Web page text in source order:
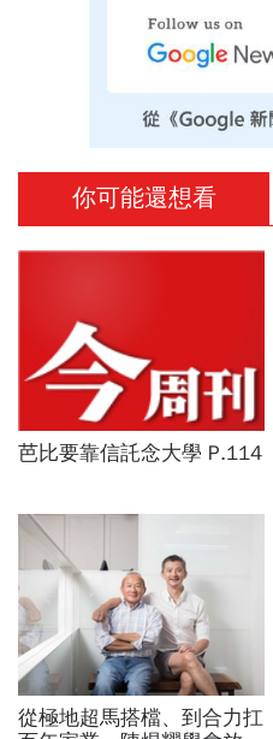
你可能還想看
芭比要靠信託念大學 P.114
從極地超馬搭檔、到合力扛